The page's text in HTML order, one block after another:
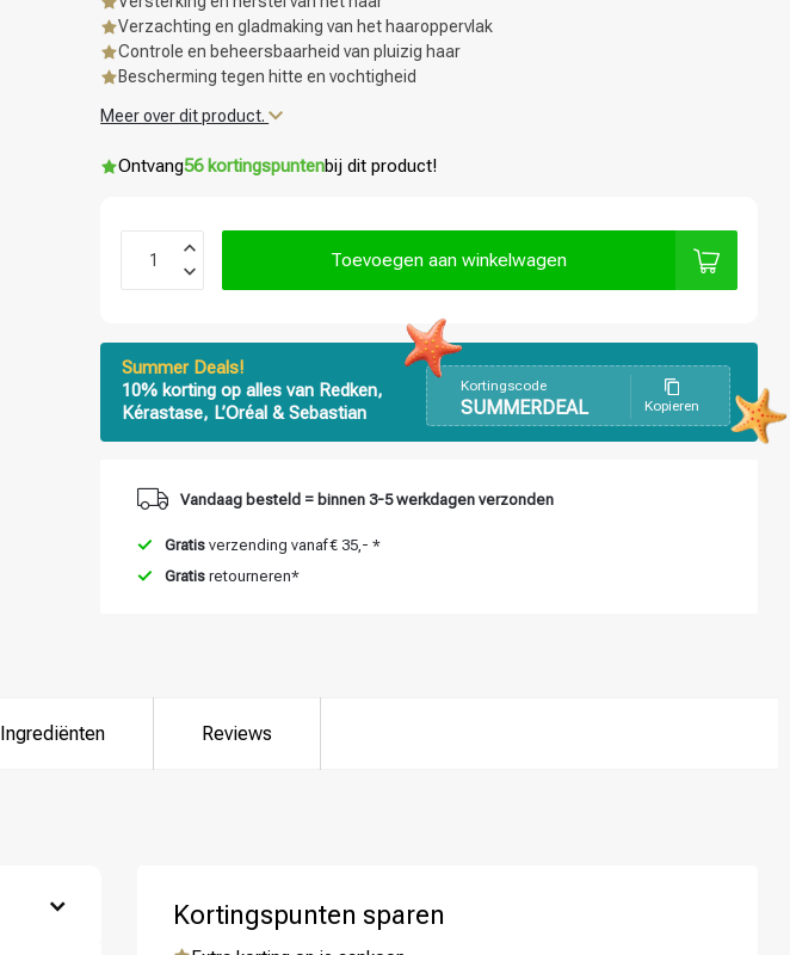
Verzachting en gladmaking van het haaroppervlak
Controle en beheersbaarheid van pluizig haar
Bescherming tegen hitte en vochtigheid
Meer over dit product.
Ontvang56 kortingspuntenbij dit product!
Toevoegen aan winkelwagen
Summer Deals!
10% korting op alles van Redken,
Kérastase, L’Oréal & Sebastian
Kortingscode
SUMMERDEAL Kopieren
Vandaag besteld = binnen 3-5 werkdagen verzonden
Gratis verzending vanaf € 35,- *
Gratis retourneren*
Ingrediënten Reviews
Kortingspunten sparen